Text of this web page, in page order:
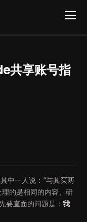
共享账号指
中一人说：“与其买两
的是相同的内容、研
要直面的问题是：我